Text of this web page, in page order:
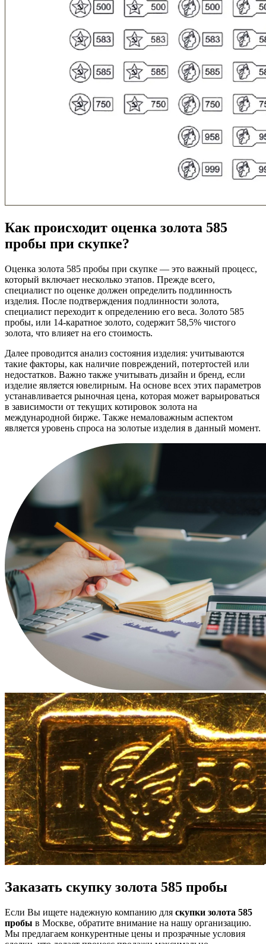
Как происходит оценка золота 585
пробы при скупке?
Оценка золота 585 пробы при скупке — это важный процесс,
который включает несколько этапов. Прежде всего,
специалист по оценке должен определить подлинность
изделия. После подтверждения подлинности золота,
специалист переходит к определению его веса. Золото 585
пробы, или 14-каратное золото, содержит 58,5% чистого
золота, что влияет на его стоимость.
Далее проводится анализ состояния изделия: учитываются
такие факторы, как наличие повреждений, потертостей или
недостатков. Важно также учитывать дизайн и бренд, если
изделие является ювелирным. На основе всех этих параметров
устанавливается рыночная цена, которая может варьироваться
в зависимости от текущих котировок золота на
международной бирже. Также немаловажным аспектом
является уровень спроса на золотые изделия в данный момент.
Заказать скупку золота 585 пробы
Если Вы ищете надежную компанию для скупки золота 585
пробы в Москве, обратите внимание на нашу организацию.
Мы предлагаем конкурентные цены и прозрачные условия